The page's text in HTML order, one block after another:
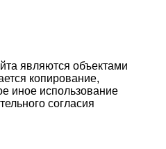
являются объектами
копирование,
иное использование
согласия